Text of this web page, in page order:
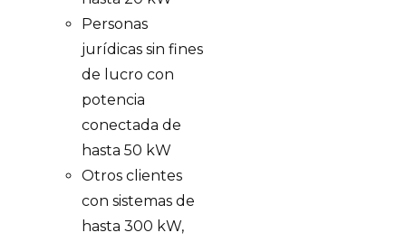
Personas
jurídicas sin fines
de lucro con
potencia
conectada de
hasta 50 kW
Otros clientes
con sistemas de
hasta 300 kW,